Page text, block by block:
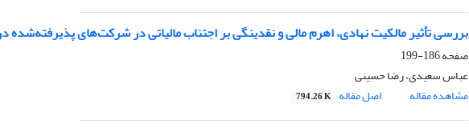
بررسی تأثیر مالکیت نهادی، اهرم مالی و نقدینگی بر اجتناب مالیاتی در شرکت‌های پذیرفته‌شده
صفحه186-199
عباس سعیدی، رضا حسینی
مشاهده مقاله
اصل مقاله 794.26 K